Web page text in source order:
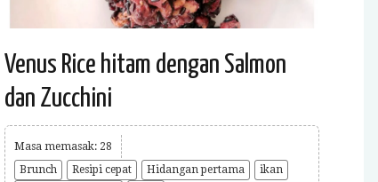
Venus Rice hitam dengan Salmon
dan Zucchini
Masa memasak: 28
Brunch
Resipi cepat Hidangan pertama
ikan